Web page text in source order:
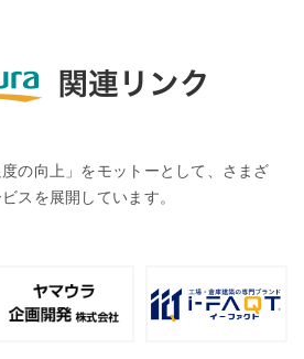
度の向上」をモットーとして、さまざ
スを展開しています。